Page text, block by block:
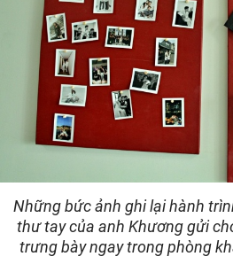
Những bức ảnh ghi lại hành
thư tay của anh Khương gửi
trưng bày ngay trong phòng